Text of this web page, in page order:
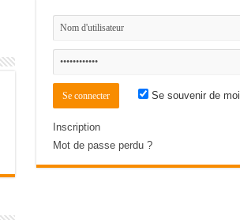
Se souvenir de moi
Inscription
Mot de passe perdu ?